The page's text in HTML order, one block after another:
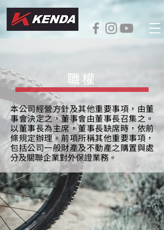
職權
本公司經營方針及其他重要事項，由董
事會決定之，董事會由董事長召集之。
以董事長為主席，董事長缺席時，依前
條規定辦理。前項所稱其他重要事項，
包括公司一般財產及不動產之購置與處
分及關聯企業對外保證業務。